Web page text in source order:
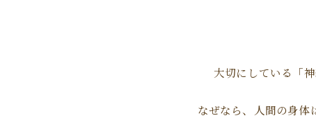
大切にしている「
なぜなら、人間の身体